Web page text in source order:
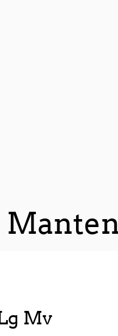
Mv